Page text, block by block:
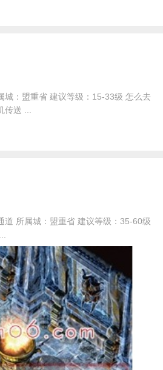
城：盟重省 建议等级：15-33级 怎么去
送 ...
道 所属城：盟重省 建议等级：35-60级